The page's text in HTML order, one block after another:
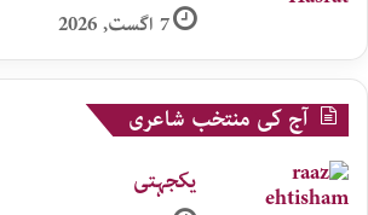
7 اگست, 2026
آج کی منتخب شاعری
یکجہتی